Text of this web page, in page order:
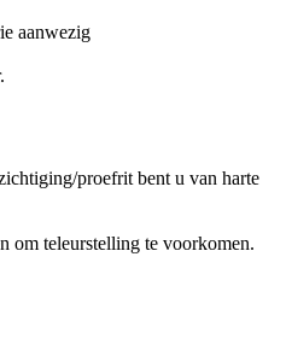
aanwezig
proefrit bent u van harte
om teleurstelling te voorkomen.